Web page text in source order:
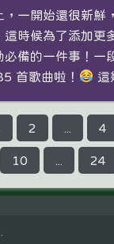
一開始還很新鮮
這時候為了添加更
必備的一件事！一
首歌曲啦！
2 4
10 24